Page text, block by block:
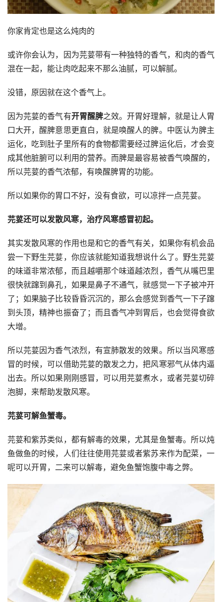
你家肯定也是这么炖肉的
或许你会认为，因为芫荽带有一种独特的香气，和肉的香气
混在一起，能让肉吃起来不那么油腻，可以解腻。
没错，原因就在这个香气上。
因为芫荽的香气有开胃醒脾之效。开胃好理解，就是让人胃
口大开，醒脾意思更直白，就是唤醒人的脾。中医认为脾主
运化，吃到肚子里所有的食物都需要经过脾运化后，才会变
成其他脏腑可以利用的营养。而脾是最容易被香气唤醒的，
所以芫荽的香气浓郁，有唤醒脾胃的功能。
所以如果你的胃口不好，没有食欲，可以凉拌一点芫荽。
芫荽还可以发散风寒，治疗风寒感冒初起。
其实发散风寒的作用也是和它的香气有关，如果你有机会品
尝一下野生芫荽，你应该就能知道我想说什么了。野生芫荽
的味道非常浓郁，而且越嚼那个味道越浓烈，香气从嘴巴里
很快就蹿到鼻孔，如果是鼻子不通气，就感觉一下子被冲开
了；如果脑子比较昏昏沉沉的，那么会感觉到香气一下子蹿
到头顶，精神也振奋了；而且香气冲到胃后，也会觉得食欲
大增。
所以芫荽因为香气浓烈，有宣肺散发的效果。所以当风寒感
冒的时候，可以借助芫荽的散发之力，把风寒邪气从体内逼
出去。所以如果刚刚感冒，可以用芫荽煮水，或者芫荽切碎
泡脚，来帮助发散风寒。
芫荽可解鱼蟹毒。
芫荽和紫苏类似，都有解毒的效果，尤其是鱼蟹毒。所以炖
鱼做鱼的时候，人们往往使用芫荽或者紫苏来作为配菜，一
呢可以开胃，二来可以解毒，避免鱼蟹饱腹中毒之弊。